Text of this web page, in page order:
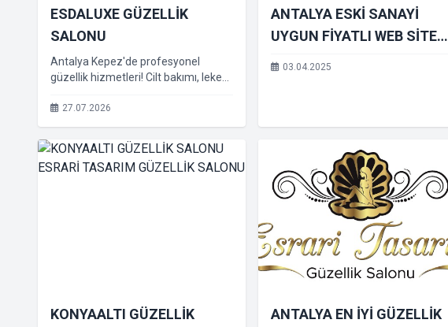
ESDALUXE GÜZELLİK
SALONU
​Antalya Kepez'de profesyonel
güzellik hizmetleri! Cilt bakımı, leke
zayıflama, ipek kirpik ve protez
tırnak uygulamaları ESDALUXE
Güzellik Salonu'nda. Randevu: 0546
820 70 25.
27.07.2026
ANTALYA ESKİ SANAYİ
UYGUN FİYATLI WEB SİTESİ
TASARIMI
03.04.2025
KONYAALTI GÜZELLİK
ANTALYA EN İYİ GÜZELLİK